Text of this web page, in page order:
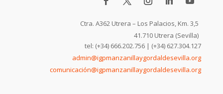
Ctra. A362 Utrera – Los Palacios, Km. 3,5
41.710 Utrera (Sevilla)
tel: (+34) 666.202.756 | (+34) 627.304.127
admin@igpmanzanillaygordaldesevilla.org
comunicación@igpmanzanillaygordaldesevilla.org